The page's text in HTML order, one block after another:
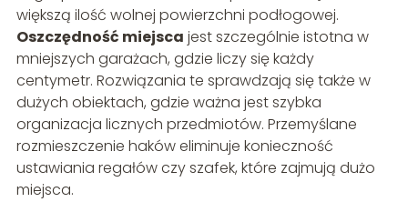
większą ilość wolnej powierzchni podłogowej.
Oszczędność miejsca jest szczególnie istotna w
mniejszych garażach, gdzie liczy się każdy
centymetr. Rozwiązania te sprawdzają się także w
dużych obiektach, gdzie ważna jest szybka
organizacja licznych przedmiotów. Przemyślane
rozmieszczenie haków eliminuje konieczność
ustawiania regałów czy szafek, które zajmują dużo
miejsca.